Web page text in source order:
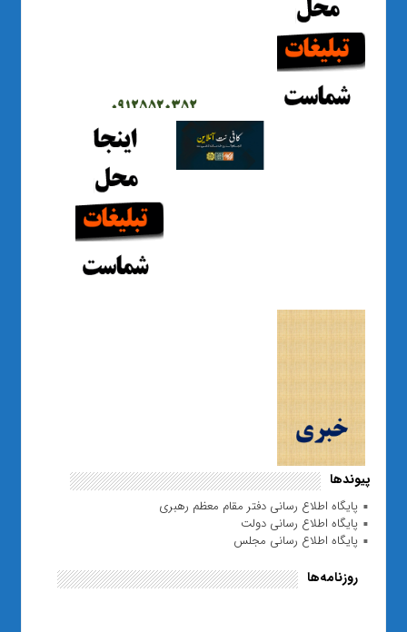
پیوندها
پایگاه اطلاع رسانی دفتر مقام معظم رهبری
پایگاه اطلاع رسانی دولت
پایگاه اطلاع رسانی مجلس
روزنامه‌ها